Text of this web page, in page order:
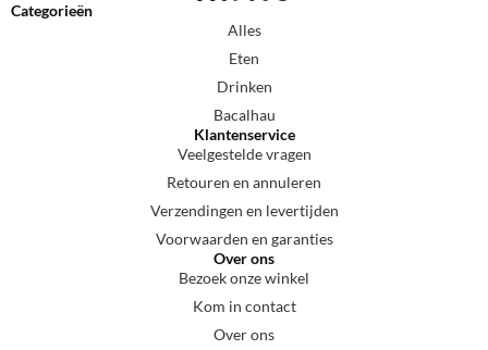
Categorieën
Alles
Eten
Drinken
Bacalhau
Klantenservice
Veelgestelde vragen
Retouren en annuleren
Verzendingen en levertijden
Voorwaarden en garanties
Over ons
Bezoek onze winkel
Kom in contact
Over ons